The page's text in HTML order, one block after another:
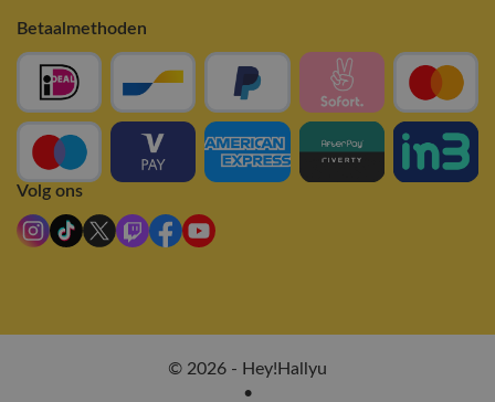
Betaalmethoden
Volg ons
© 2026 - Hey!Hallyu
•